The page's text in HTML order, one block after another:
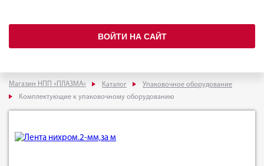
ВОЙТИ НА САЙТ
Магазин НПП «ПЛАЗМА» Каталог
Упаковочное оборудование
Комплектующие к упаковочному оборудованию